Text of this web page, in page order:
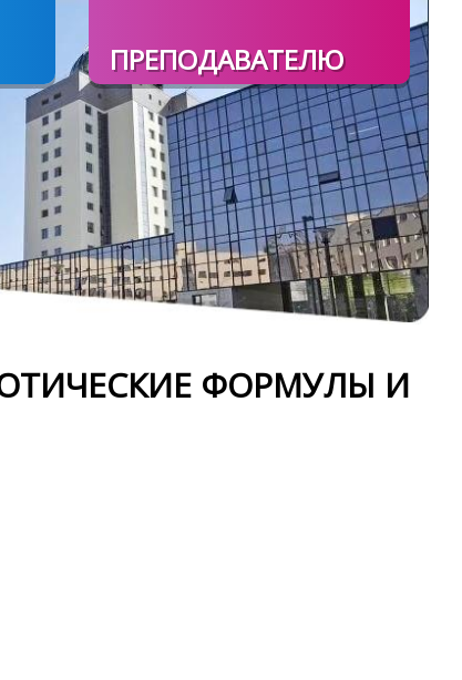
ПРЕПОДАВАТЕЛЮ
ФОРМУЛЫ И